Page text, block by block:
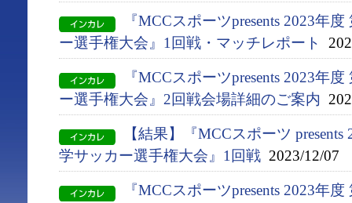
『MCCスポーツpresents 2023年
ー選手権大会』1回戦・マッチレポート
『MCCスポーツpresents 2023年
ー選手権大会』2回戦会場詳細のご案内
【結果】『MCCスポーツ
学サッカー選手権大会』1回戦 2023/12/07
『MCCスポーツpresents 2023年